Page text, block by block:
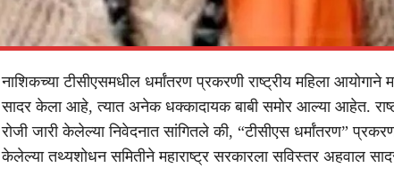
नाशिकच्या टीसीएसमधील धर्मांतरण प्रकरणी राष्ट्रीय महिला आयोगाने
सादर केला आहे, त्यात अनेक धक्कादायक बाबी समोर आल्या आहेत.
रोजी जारी केलेल्या निवेदनात सांगितले की, “टीसीएस धर्मांतरण”
केलेल्या तथ्यशोधन समितीनेमहाराष्ट्रसरकारला सविस्तर अहवाल